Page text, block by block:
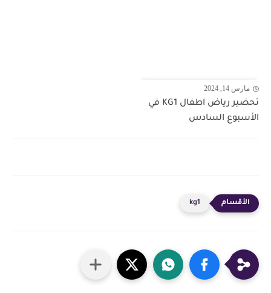
مارس 14, 2024
تحضير رياض اطفال KG1 في
الأسبوع السادس
kg1